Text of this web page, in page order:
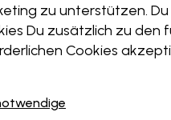
this component.
zu unterstützen.
Du zusätzlich zu den
Cookies